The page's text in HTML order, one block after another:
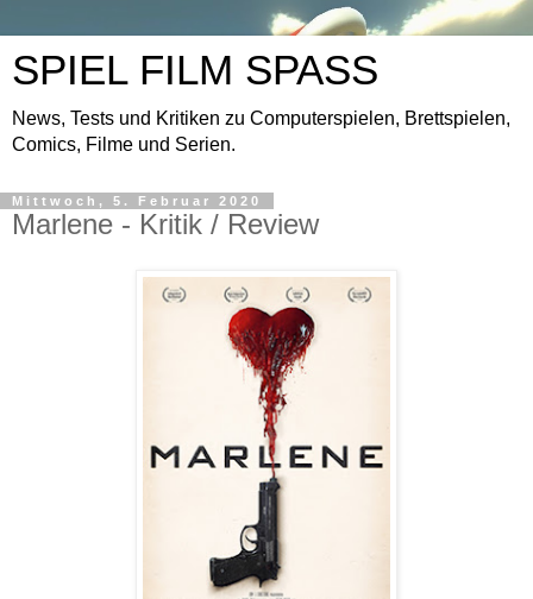
SPIEL FILM SPASS
News, Tests und Kritiken zu Computerspielen, Brettspielen,
Comics, Filme und Serien.
Mittwoch, 5. Februar 2020
Marlene - Kritik / Review